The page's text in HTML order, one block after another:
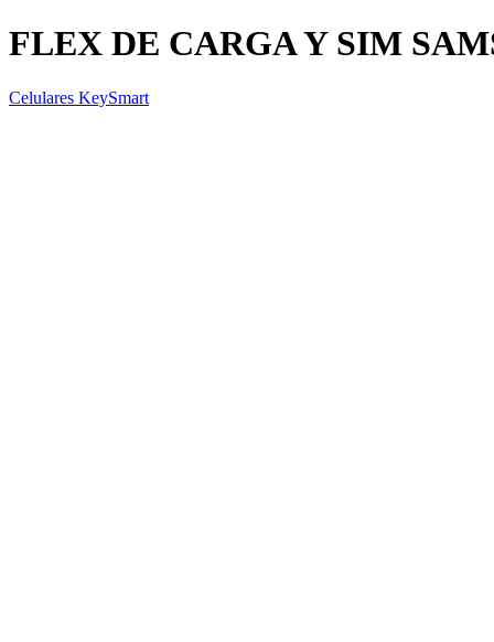
FLEX DE CARGA Y SIM
Celulares KeySmart